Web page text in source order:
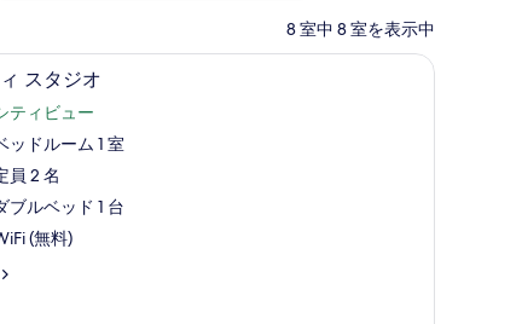
8 室中 8 室を表示中
スク、ノートパソコン用作業スペース、アイロン / アイロン台
シティ スタジオ | 低刺激性寝具、デスク、
スタジオ
ティビュー
ッドルーム 1 室
員 2 名
ブルベッド 1 台
(無料)